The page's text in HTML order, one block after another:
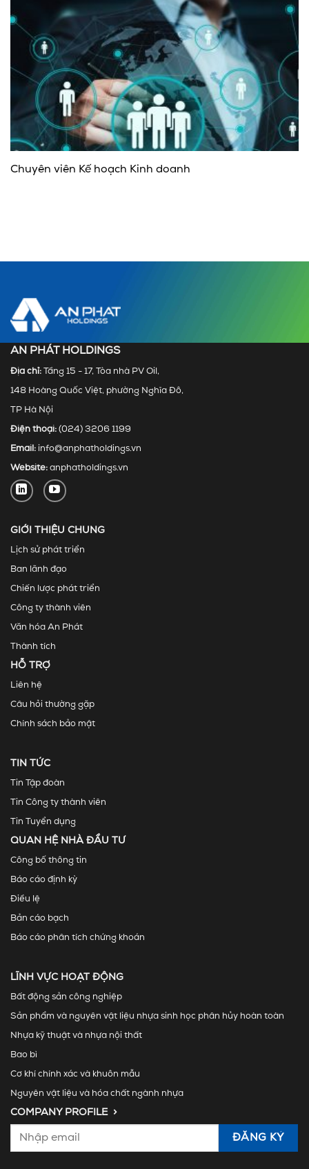
Chuyên viên Kế hoạch Kinh doanh
AN PHÁT HOLDINGS
Địa chỉ: Tầng 15 - 17, Tòa nhà PV Oil,
148 Hoàng Quốc Việt, phường Nghĩa Đô,
TP Hà Nội
Điện thoại: (024) 3206 1199
Email: info@anphatholdings.vn
Website: anphatholdings.vn
GIỚI THIỆU CHUNG
Lịch sử phát triển
Ban lãnh đạo
Chiến lược phát triển
Công ty thành viên
Văn hóa An Phát
Thành tích
HỖ TRỢ
Liên hệ
Câu hỏi thường gặp
Chính sách bảo mật
TIN TỨC
Tin Tập đoàn
Tin Công ty thành viên
Tin Tuyển dụng
QUAN HỆ NHÀ ĐẦU TƯ
Công bố thông tin
Báo cáo định kỳ
Điều lệ
Bản cáo bạch
Báo cáo phân tích chứng khoán
LĨNH VỰC HOẠT ĐỘNG
Bất động sản công nghiệp
Sản phẩm và nguyên vật liệu nhựa sinh học phân hủy hoàn toàn
Nhựa kỹ thuật và nhựa nội thất
Bao bì
Cơ khí chính xác và khuôn mẫu
Nguyên vật liệu và hóa chất ngành nhựa
COMPANY PROFILE >